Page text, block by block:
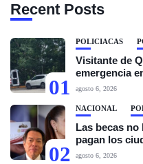
Recent Posts
01
POLICIACAS
Visitante de
emergencia
agosto 6, 2026
02
NACIONAL
Las becas no
pagan los
agosto 6, 2026